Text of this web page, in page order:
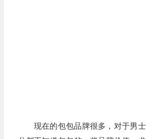
现在的包包品牌很多，对于男